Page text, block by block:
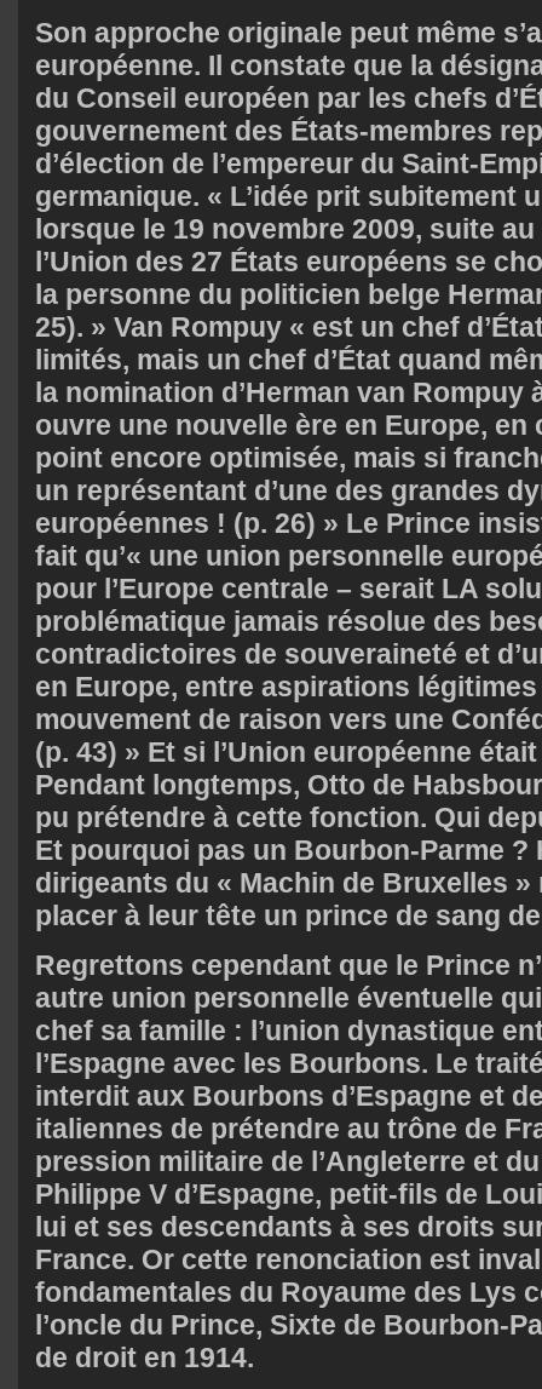
Son approche originale peut même
européenne. Il constate que la
du Conseil européen par les chefs
gouvernement des États-membres
d’élection de l’empereur du Saint-
germanique. « L’idée prit subitement
lorsque le 19 novembre 2009, suite
l’Union des 27 États européens se
la personne du politicien belge
25). » Van Rompuy « est un chef
limités, mais un chef d’État quand
la nomination d’Herman van Rompuy
ouvre une nouvelle ère en Europe,
point encore optimisée, mais si
un représentant d’une des grandes
européennes ! (p. 26) » Le Prince
fait qu’« une union personnelle
pour l’Europe centrale – serait LA
problématique jamais résolue des
contradictoires de souveraineté et
en Europe, entre aspirations légitimes
mouvement de raison vers une
(p. 43) » Et si l’Union européenne
Pendant longtemps, Otto de
pu prétendre à cette fonction. Qui
Et pourquoi pas un Bourbon-Parme ?
dirigeants du « Machin de Bruxelles
placer à leur tête un prince de sang
Regrettons cependant que le Prince
autre union personnelle éventuelle
chef sa famille : l’union dynastique
l’Espagne avec les Bourbons. Le
interdit aux Bourbons d’Espagne et
italiennes de prétendre au trône de
pression militaire de l’Angleterre et
Philippe V d’Espagne, petit-fils de
lui et ses descendants à ses droits
France. Or cette renonciation est
fondamentales du Royaume des Lys
l’oncle du Prince, Sixte de Bourbon-
de droit en 1914.